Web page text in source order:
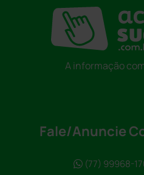
A informação
Fale/Anuncie
(77) 99968-